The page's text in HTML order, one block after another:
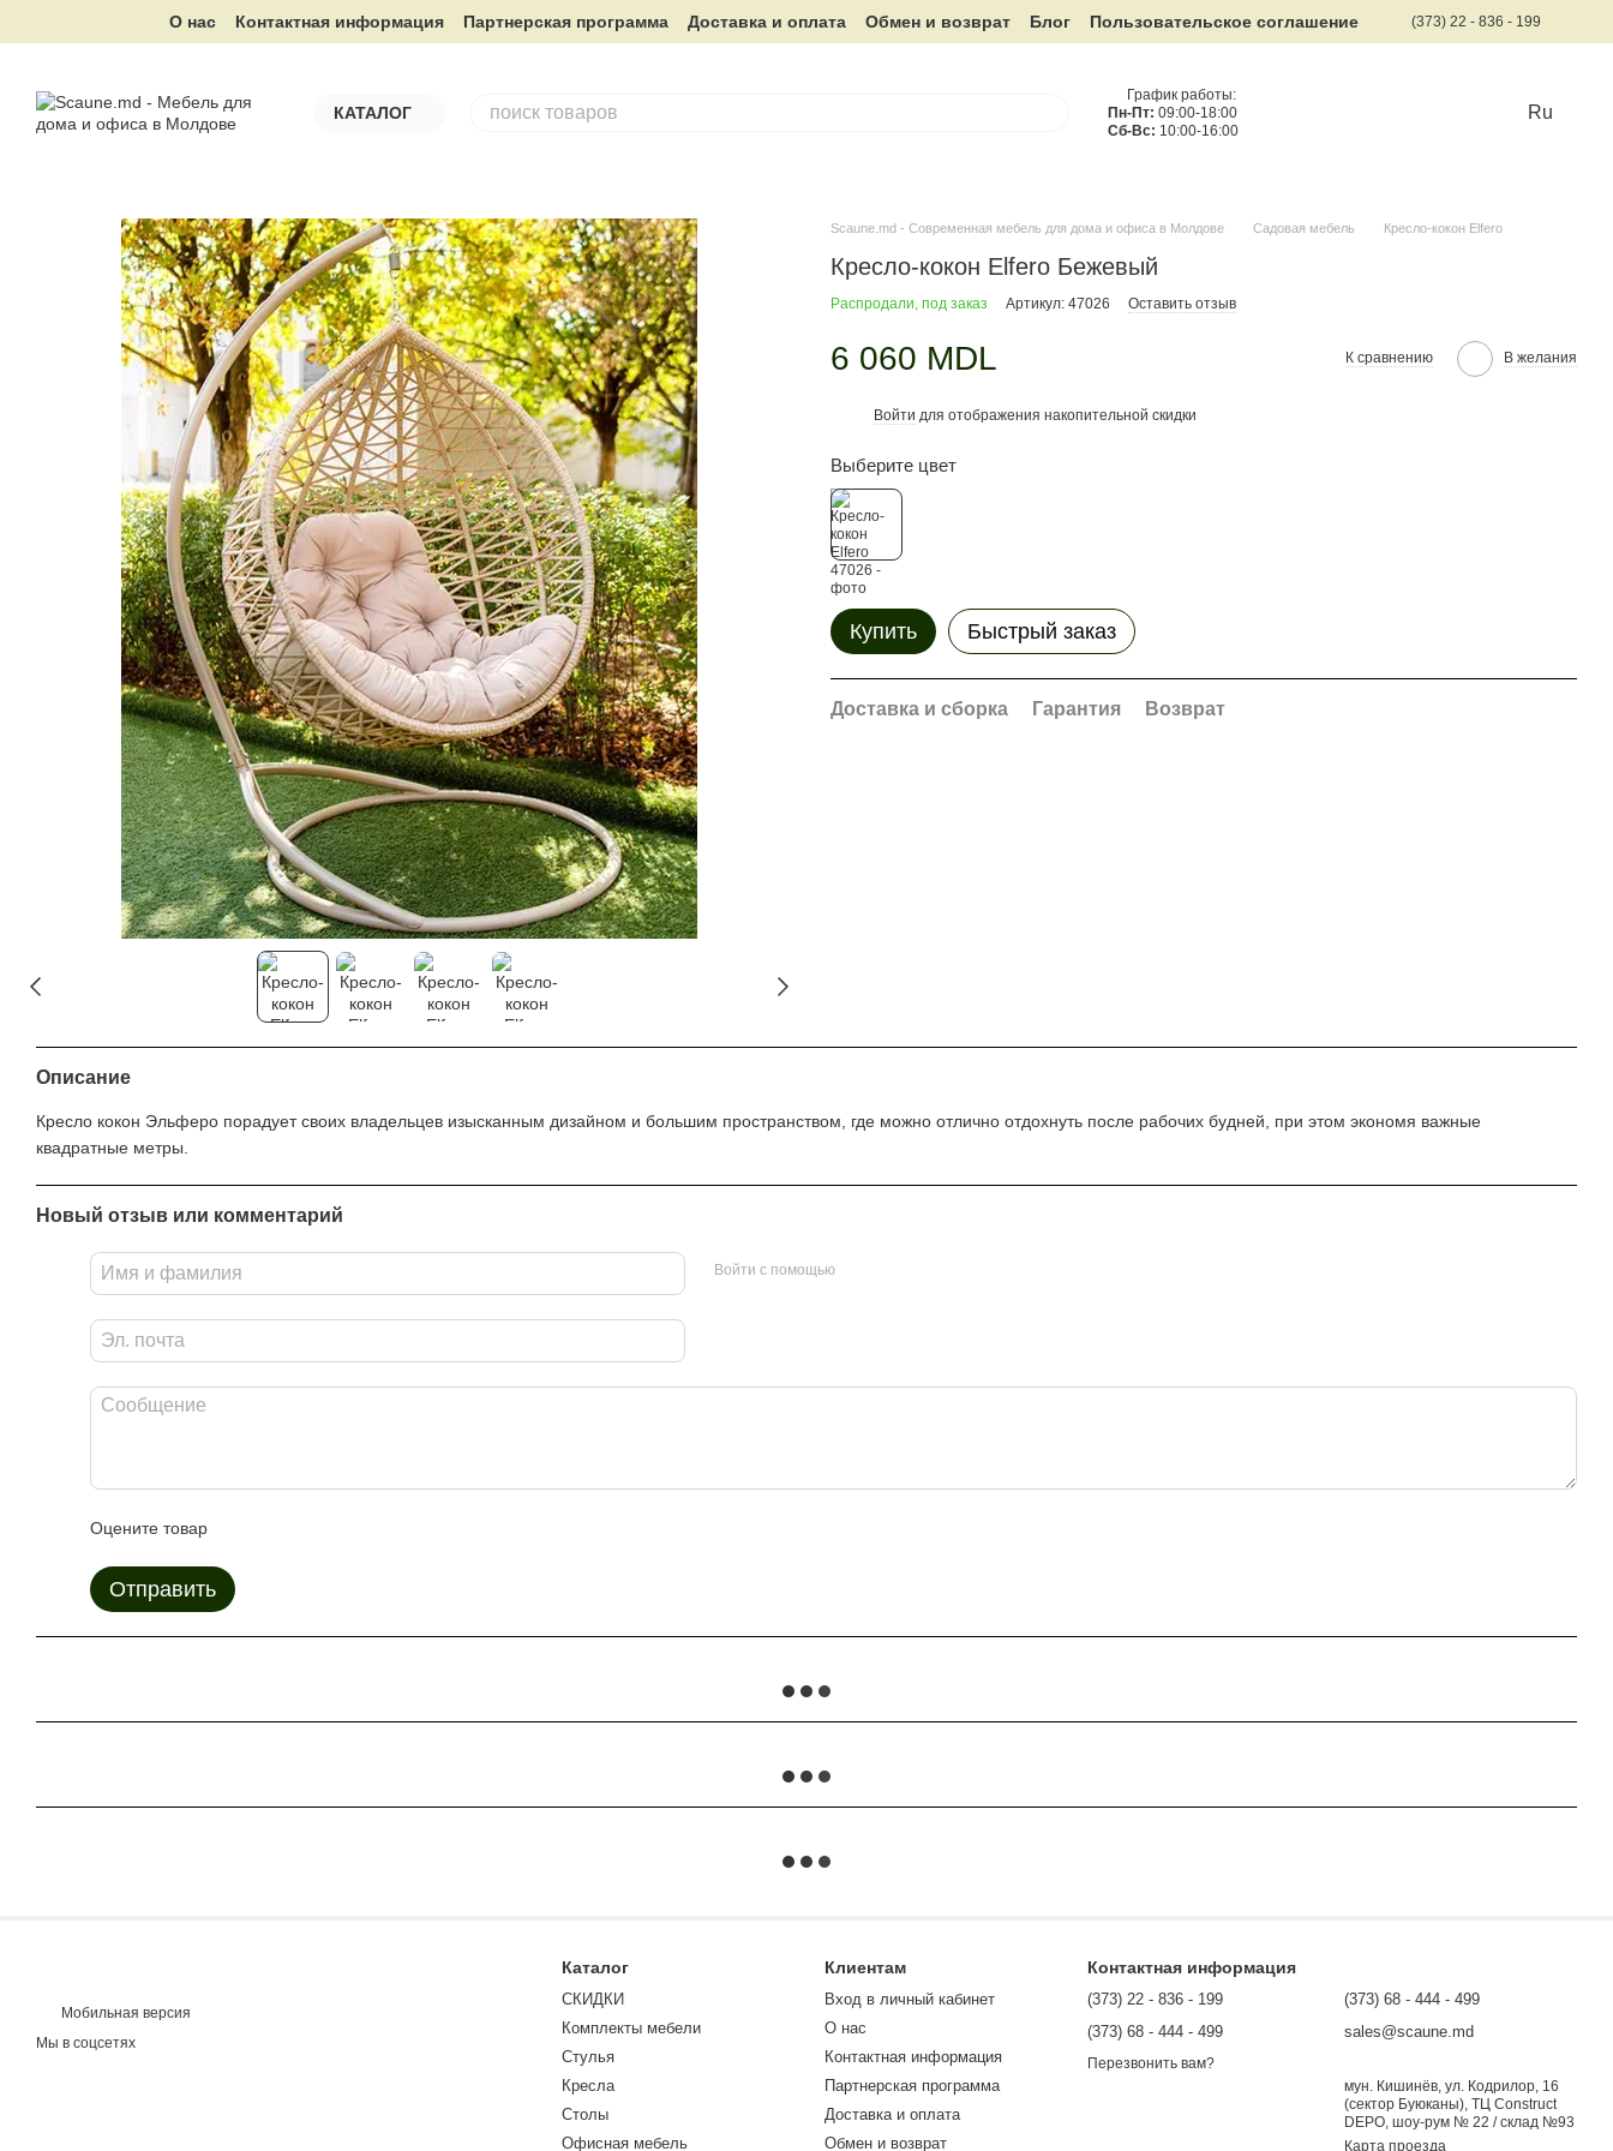
Перейти к основному контенту
О нас Контактная информация Партнерская программа Доставка и оплата Обмен и возврат Блог Пользовательское соглашение (373) 22 - 836 - 199
КАТАЛОГ
График работы:
Пн-Пт: 09:00-18:00
Сб-Вс: 10:00-16:00
Ru
Scaune.md - Современная мебель для дома и офиса в Молдове Садовая мебель Кресло-кокон Elfero
Кресло-кокон Elfero Бежевый
Распродали, под заказ Артикул: 47026 Оставить отзыв
6 060 MDL К сравнению В желания
Войти для отображения накопительной скидки
Выберите цвет
Купить Быстрый заказ
Доставка и сборка Гарантия Возврат
Описание
Кресло кокон Эльферо порадует своих владельцев изысканным дизайном и большим пространством, где можно отлично отдохнуть после рабочих будней, при этом экономя важные
квадратные метры.
Новый отзыв или комментарий
Войти с помощью
Оцените товар
Отправить
Мобильная версия
Мы в соцсетях
Каталог
СКИДКИ
Комплекты мебели
Стулья
Кресла
Столы
Офисная мебель
Клиентам
Вход в личный кабинет
О нас
Контактная информация
Партнерская программа
Доставка и оплата
Обмен и возврат
Контактная информация
(373) 22 - 836 - 199
(373) 68 - 444 - 499
Перезвонить вам?
(373) 68 - 444 - 499
sales@scaune.md
мун. Кишинёв, ул. Кодрилор, 16
(сектор Буюканы), ТЦ Construct
DEPO, шоу-рум № 22 / склад №93
Карта проезда